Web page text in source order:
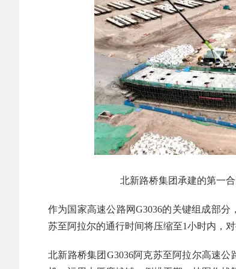
北新路桥集团承建的第一
作为国家高速公路网G3036的关键组成部
苏至阿拉尔的通行时间将压缩至1小时内，
北新路桥集团G3036阿克苏至阿拉尔高速